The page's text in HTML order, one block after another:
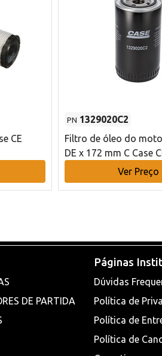
CE
PN 1329020C2
Filtro de óleo do
DE x 172 mm C Case
Ver Preço
DE PARTIDA
Páginas
Dúvidas
Política de
Política de
Política de